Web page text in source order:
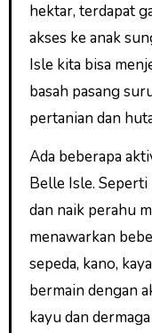
hektar, terdapat
akses ke anak
Isle kita bisa
basah pasang
pertanian dan
Ada beberapa
Belle Isle.
dan naik perahu
menawarkan
sepeda, kano,
bermain dengan
kayu dan